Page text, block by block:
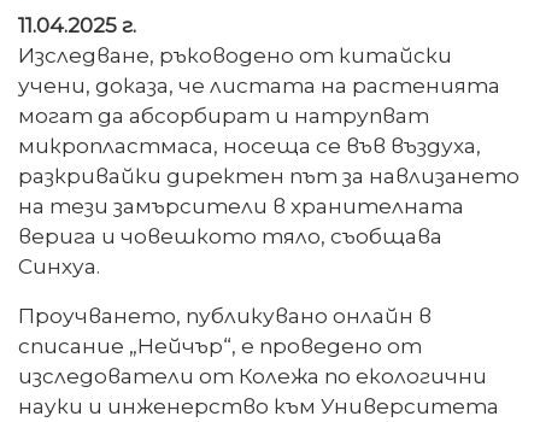
11.04.2025 г.
Изследване, ръководено от китайски
учени, доказа, че листата на растенията
могат да абсорбират и натрупват
микропластмаса, носеща се във въздуха,
разкривайки директен път за навлизането
на тези замърсители в хранителната
верига и човешкото тяло, съобщава
Синхуа.
Проучването, публикувано онлайн в
списание „Нейчър“, е проведено от
изследователи от Колежа по екологични
науки и инженерство към Университета